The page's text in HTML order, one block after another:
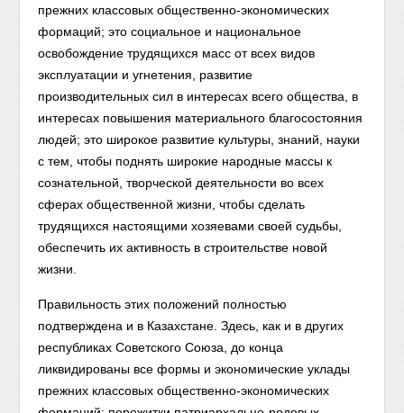
прежних классовых общественно-экономических
формаций; это социальное и национальное
освобождение трудящихся масс от всех видов
эксплуатации и угнетения, развитие
производительных сил в интересах всего общества, в
интересах повышения материального благосостояния
людей; это широкое развитие культуры, знаний, науки
с тем, чтобы поднять широкие народные массы к
сознательной, творческой деятельности во всех
сферах общественной жизни, чтобы сделать
трудящихся настоящими хозяевами своей судьбы,
обеспечить их активность в строительстве новой
жизни.
Правильность этих положений полностью
подтверждена и в Казахстане. Здесь, как и в других
республиках Советского Союза, до конца
ликвидированы все формы и экономические уклады
прежних классовых общественно-экономических